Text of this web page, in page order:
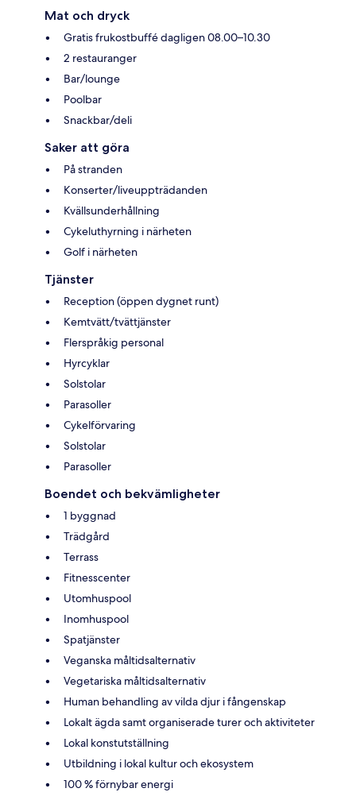
Mat och dryck
Gratis frukostbuffé dagligen 08.00–10.30
2 restauranger
Bar/lounge
Poolbar
Snackbar/deli
Saker att göra
På stranden
Konserter/liveuppträdanden
Kvällsunderhållning
Cykeluthyrning i närheten
Golf i närheten
Tjänster
Reception (öppen dygnet runt)
Kemtvätt/tvättjänster
Flerspråkig personal
Hyrcyklar
Solstolar
Parasoller
Cykelförvaring
Solstolar
Parasoller
Boendet och bekvämligheter
1 byggnad
Trädgård
Terrass
Fitnesscenter
Utomhuspool
Inomhuspool
Spatjänster
Veganska måltidsalternativ
Vegetariska måltidsalternativ
Human behandling av vilda djur i fångenskap
Lokalt ägda samt organiserade turer och aktiviteter
Lokal konstutställning
Utbildning i lokal kultur och ekosystem
100 % förnybar energi